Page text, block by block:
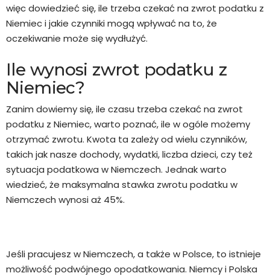
więc dowiedzieć się, ile trzeba czekać na zwrot podatku z
Niemiec i jakie czynniki mogą wpływać na to, że
oczekiwanie może się wydłużyć.
Ile wynosi zwrot podatku z
Niemiec?
Zanim dowiemy się, ile czasu trzeba czekać na zwrot
podatku z Niemiec, warto poznać, ile w ogóle możemy
otrzymać zwrotu. Kwota ta zależy od wielu czynników,
takich jak nasze dochody, wydatki, liczba dzieci, czy też
sytuacja podatkowa w Niemczech. Jednak warto
wiedzieć, że maksymalna stawka zwrotu podatku w
Niemczech wynosi aż 45%.
Jeśli pracujesz w Niemczech, a także w Polsce, to istnieje
możliwość podwójnego opodatkowania. Niemcy i Polska